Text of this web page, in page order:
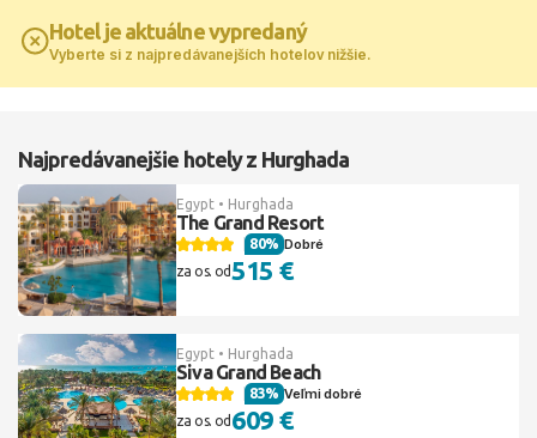
Hotel je aktuálne vypredaný
Vyberte si z najpredávanejších hotelov nižšie.
Najpredávanejšie hotely z Hurghada
Egypt • Hurghada
The Grand Resort
Dobré
80%
za os. od515 €
Egypt • Hurghada
Siva Grand Beach
Veľmi dobré
83%
za os. od 609 €